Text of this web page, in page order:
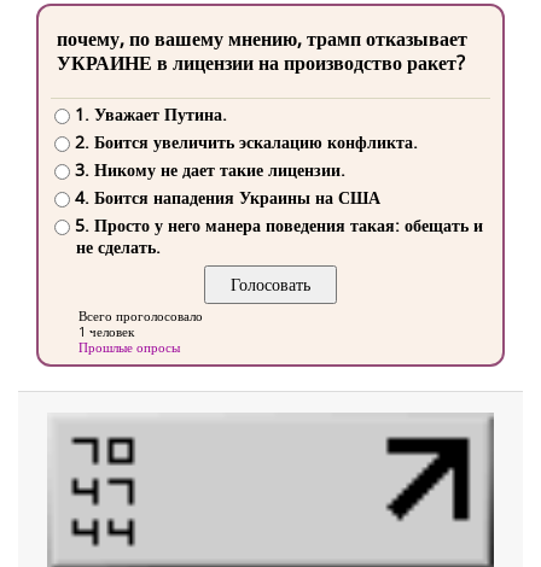
почему, по вашему мнению, трамп отказывает
УКРАИНЕ в лицензии на производство ракет?
1. Уважает Путина.
2. Боится увеличить эскалацию конфликта.
3. Никому не дает такие лицензии.
4. Боится нападения Украины на США
5. Просто у него манера поведения такая: обещать и
не сделать.
Всего проголосовало
1 человек
Прошлые опросы